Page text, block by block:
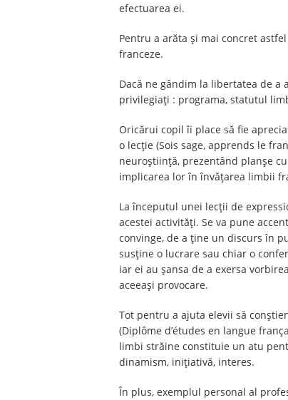
efectuarea ei.
Pentru a arăta și mai concret
franceze.
Dacă ne gândim la libertatea de
privilegiați : programa, statutul
Oricărui copil îi place să fie
o lecție (Sois sage, apprends le
neuroștiință, prezentând planșe
implicarea lor în învățarea limbii
La începutul unei lecții de
acestei activități. Se va pune
convinge, de a ține un discurs în
susține o lucrare sau chiar o
iar ei au șansa de a exersa
aceeași provocare.
Tot pentru a ajuta elevii să
(Diplôme d’études en langue
limbi străine constituie un atu
dinamism, inițiativă, interes.
În plus, exemplul personal al